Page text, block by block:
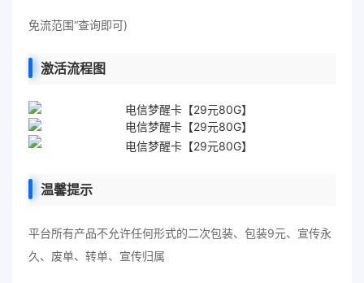
免流范围“查询即可)
激活流程图
温馨提示
平台所有产品不允许任何形式的二次包装、包装9元、宣传永
久、废单、转单、宣传归属